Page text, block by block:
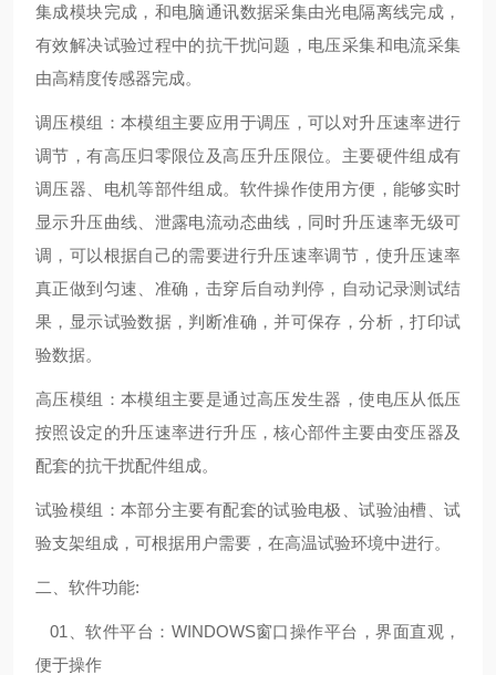
集成模块完成，和电脑通讯数据采集由光电隔离线完成，
有效解决试验过程中的抗干扰问题，电压采集和电流采集
由高精度传感器完成。
调压模组：本模组主要应用于调压，可以对升压速率进行
调节，有高压归零限位及高压升压限位。主要硬件组成有
调压器、电机等部件组成。软件操作使用方便，能够实时
显示升压曲线、泄露电流动态曲线，同时升压速率无级可
调，可以根据自己的需要进行升压速率调节，使升压速率
真正做到匀速、准确，击穿后自动判停，自动记录测试结
果，显示试验数据，判断准确，并可保存，分析，打印试
验数据。
高压模组：本模组主要是通过高压发生器，使电压从低压
按照设定的升压速率进行升压，核心部件主要由变压器及
配套的抗干扰配件组成。
试验模组：本部分主要有配套的试验电极、试验油槽、试
验支架组成，可根据用户需要，在高温试验环境中进行。
二、软件功能:
01、软件平台：WINDOWS窗口操作平台，界面直观，
便于操作